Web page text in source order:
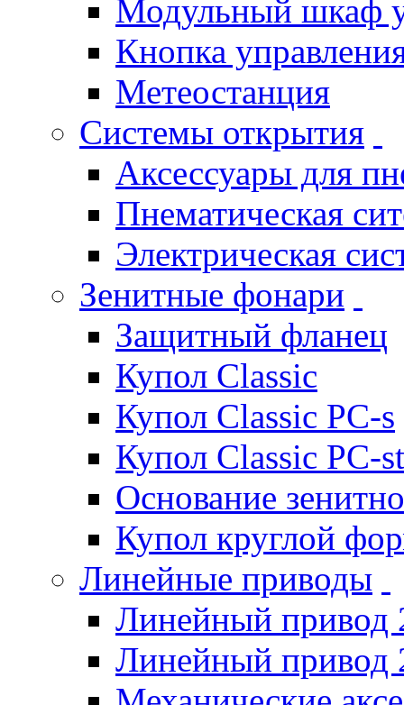
Модульный шкаф
Кнопка
Метеостанция
Системы открытия
Аксессуары для
Пнематическая
Электрическая
Зенитные фонари
Защитный фланец
Купол Classic
Купол Classic PC-s
Купол Classic PC-st
Основание
Купол круглой
Линейные приводы
Линейный привод
Линейный привод